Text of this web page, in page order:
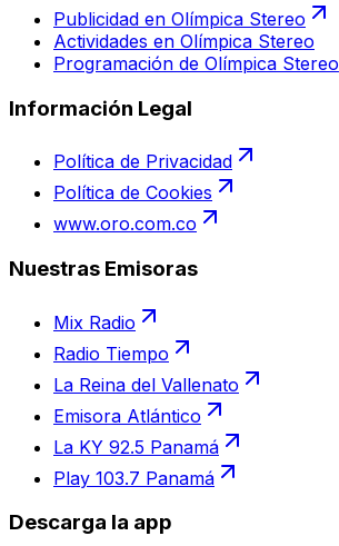
Publicidad en Olímpica Stereo
Actividades en Olímpica Stereo
Programación de Olímpica Stereo
Información Legal
Política de Privacidad
Política de Cookies
www.oro.com.co
Nuestras Emisoras
Mix Radio
Radio Tiempo
La Reina del Vallenato
Emisora Atlántico
La KY 92.5 Panamá
Play 103.7 Panamá
Descarga la app